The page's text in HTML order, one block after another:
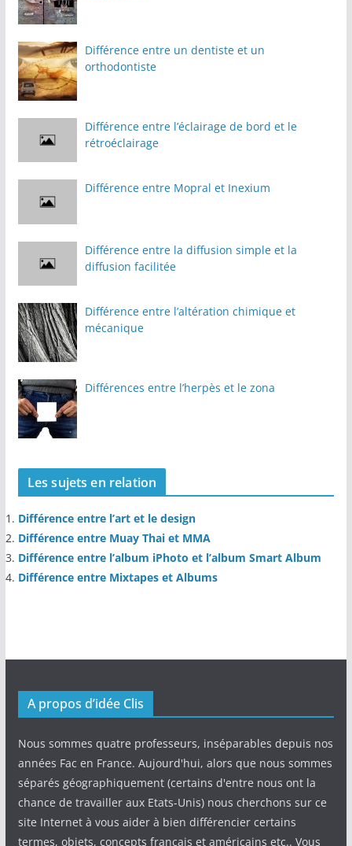
Différence entre un dentiste et un
orthodontiste
Différence entre l’éclairage de bord et le
rétroéclairage
Différence entre Mopral et Inexium
Différence entre la diffusion simple et la
diffusion facilitée
Différence entre l’altération chimique et
mécanique
Différences entre l’herpès et le zona
Les sujets en relation
Différence entre l’art et le design
Différence entre Muay Thai et MMA
Différence entre l’album iPhoto et l’album Smart Album
Différence entre Mixtapes et Albums
A propos d’idée Clis
Nous sommes quatre professeurs, inséparables depuis nos
années Fac en France. Aujourd'hui, alors que nous sommes
séparés géographiquement (certains d'entre nous ont la
chance de travailler aux Etats-Unis) nous cherchons sur ce
site Internet à vous aider à bien différencier certains
termes, objets, concepts français et américains etc.. Vous